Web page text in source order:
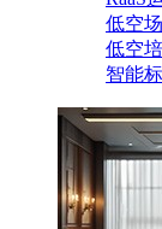
低空
低空
智能